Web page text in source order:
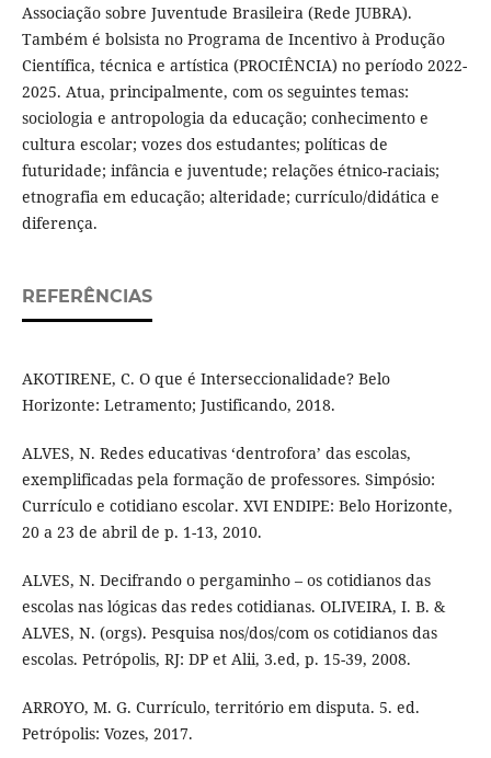
Associação sobre Juventude Brasileira (Rede JUBRA).
Também é bolsista no Programa de Incentivo à Produção
Científica, técnica e artística (PROCIÊNCIA) no período 2022-
2025. Atua, principalmente, com os seguintes temas:
sociologia e antropologia da educação; conhecimento e
cultura escolar; vozes dos estudantes; políticas de
futuridade; infância e juventude; relações étnico-raciais;
etnografia em educação; alteridade; currículo/didática e
diferença.
REFERÊNCIAS
AKOTIRENE, C. O que é Interseccionalidade? Belo
Horizonte: Letramento; Justificando, 2018.
ALVES, N. Redes educativas ‘dentrofora’ das escolas,
exemplificadas pela formação de professores. Simpósio:
Currículo e cotidiano escolar. XVI ENDIPE: Belo Horizonte,
20 a 23 de abril de p. 1-13, 2010.
ALVES, N. Decifrando o pergaminho – os cotidianos das
escolas nas lógicas das redes cotidianas. OLIVEIRA, I. B. &
ALVES, N. (orgs). Pesquisa nos/dos/com os cotidianos das
escolas. Petrópolis, RJ: DP et Alii, 3.ed, p. 15-39, 2008.
ARROYO, M. G. Currículo, território em disputa. 5. ed.
Petrópolis: Vozes, 2017.